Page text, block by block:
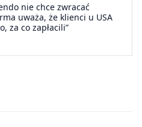
nie chce zwracać
uważa, że klienci u USA
za co zapłacili”